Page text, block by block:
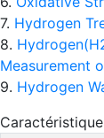
7. Hydrogen
8.
Measurement
9. Hydrogen